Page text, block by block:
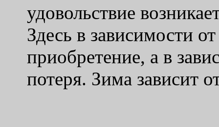
удовольствие
Здесь в зависимости
приобретение, а в
потеря. Зима зависит